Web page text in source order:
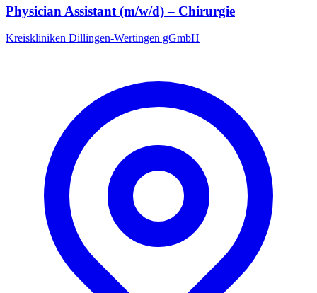
Physician Assistant (m/w/d) – Chirurgie
Kreiskliniken Dillingen-Wertingen gGmbH